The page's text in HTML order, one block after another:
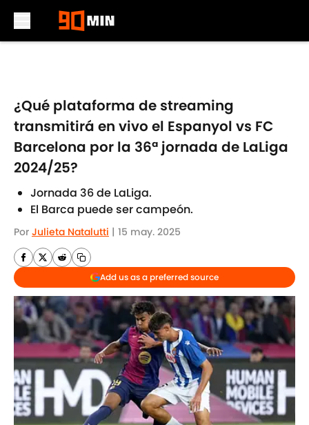
¿Qué plataforma de streaming
transmitirá en vivo el Espanyol vs FC
Barcelona por la 36ª jornada de LaLiga
2024/25?
Jornada 36 de LaLiga.
El Barca puede ser campeón.
Por Julieta Natalutti | 15 may. 2025
Add us as a preferred source